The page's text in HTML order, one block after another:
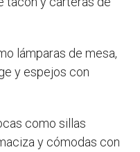
lámparas de mesa,
y espejos con
como sillas
y cómodas con